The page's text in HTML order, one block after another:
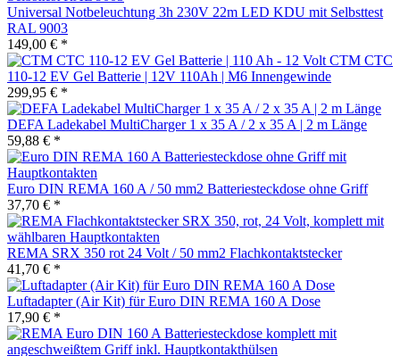
Universal Notbeleuchtung 3h 230V 22m LED KDU mit Selbsttest
RAL 9003
149,00 € *
CTM CTC
110-12 EV Gel Batterie | 12V 110Ah | M6 Innengewinde
299,95 € *
DEFA Ladekabel MultiCharger 1 x 35 A / 2 x 35 A | 2 m Länge
59,88 € *
Euro DIN REMA 160 A / 50 mm2 Batteriesteckdose ohne Griff
37,70 € *
REMA SRX 350 rot 24 Volt / 50 mm2 Flachkontaktstecker
41,70 € *
Luftadapter (Air Kit) für Euro DIN REMA 160 A Dose
17,90 € *